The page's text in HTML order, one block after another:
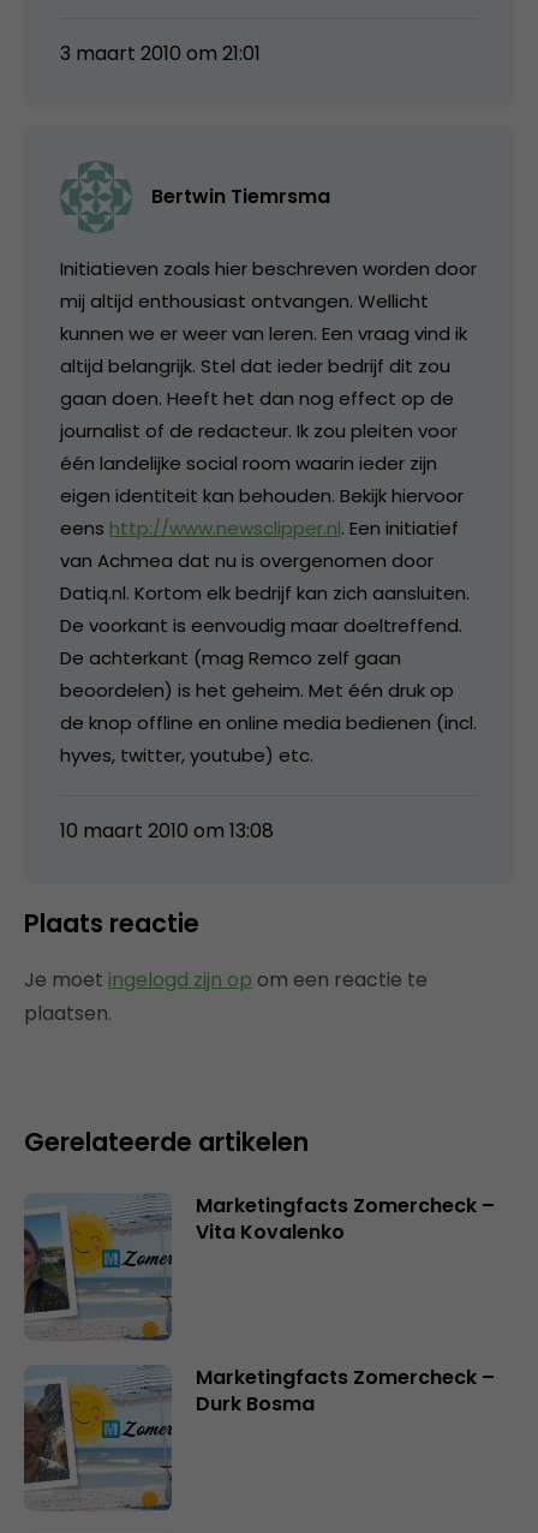
3 maart 2010 om 21:01
Bertwin Tiemrsma
Initiatieven zoals hier beschreven worden door
mij altijd enthousiast ontvangen. Wellicht
kunnen we er weer van leren. Een vraag vind ik
altijd belangrijk. Stel dat ieder bedrijf dit zou
gaan doen. Heeft het dan nog effect op de
journalist of de redacteur. Ik zou pleiten voor
één landelijke social room waarin ieder zijn
eigen identiteit kan behouden. Bekijk hiervoor
eens http://www.newsclipper.nl. Een initiatief
van Achmea dat nu is overgenomen door
Datiq.nl. Kortom elk bedrijf kan zich aansluiten.
De voorkant is eenvoudig maar doeltreffend.
De achterkant (mag Remco zelf gaan
beoordelen) is het geheim. Met één druk op
de knop offline en online media bedienen (incl.
hyves, twitter, youtube) etc.
10 maart 2010 om 13:08
Plaats reactie
Je moet ingelogd zijn op om een reactie te
plaatsen.
Gerelateerde artikelen
Marketingfacts Zomercheck –
Vita Kovalenko
Marketingfacts Zomercheck –
Durk Bosma